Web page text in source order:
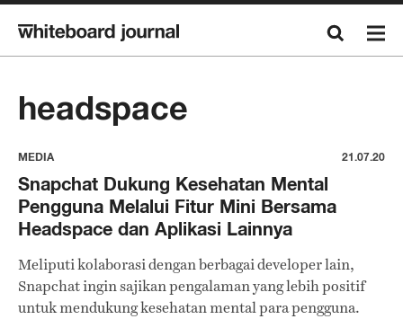
headspace
MEDIA 21.07.20
Snapchat Dukung Kesehatan Mental
Pengguna Melalui Fitur Mini Bersama
Headspace dan Aplikasi Lainnya
Meliputi kolaborasi dengan berbagai developer lain,
Snapchat ingin sajikan pengalaman yang lebih positif
untuk mendukung kesehatan mental para pengguna.